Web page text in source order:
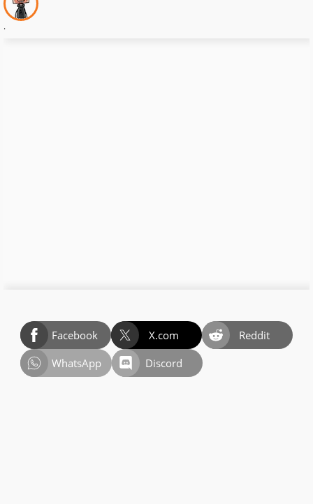
.
Facebook X.com
Reddit
WhatsApp
Discord